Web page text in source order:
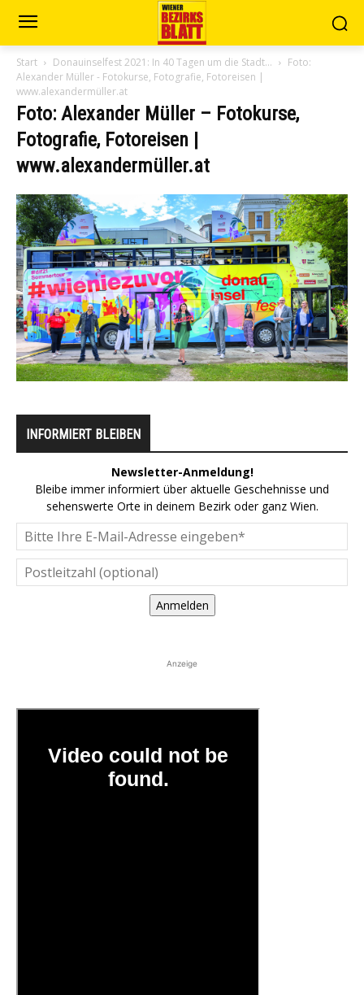
Start Donauinselfest 2021: In 40 Tagen um die Stadt…
Foto:
Alexander Müller - Fotokurse, Fotografie, Fotoreisen |
www.alexandermüller.at
Foto: Alexander Müller – Fotokurse,
Fotografie, Fotoreisen |
www.alexandermüller.at
INFORMIERT BLEIBEN
Newsletter-Anmeldung!
Bleibe immer informiert über aktuelle Geschehnisse und
sehenswerte Orte in deinem Bezirk oder ganz Wien.
Anmelden
Anzeige